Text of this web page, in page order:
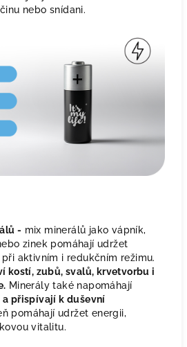
nebo snídani.
- mix minerálů jako vápník,
zinek pomáhají udržet
aktivním i redukčním režimu.
kostí, zubů, svalů, krvetvorbu i
Minerály také napomáhají
a přispívají k duševní
pomáhají udržet energii,
vitalitu.